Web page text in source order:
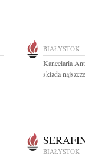
BIAŁYSTOK
Kancelaria
składa
BIAŁYSTOK